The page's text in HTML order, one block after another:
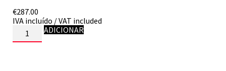
€287.00
IVA incluído / VAT included
QuantidadeADICIONAR